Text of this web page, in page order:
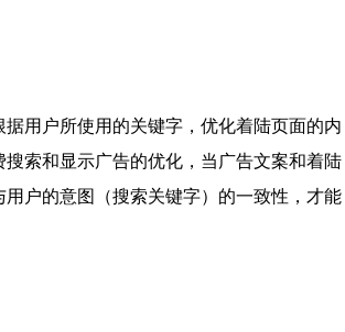
用户所使用的关键字，优化着陆页面的内
索和显示广告的优化，当广告文案和着陆
户的意图（搜索关键字）的一致性，才能